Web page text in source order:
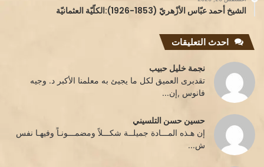
الشيخ أحمد عبّاس الأزْهريّ (1853-1926):الكلّيّة العثمانيّة
احدث التعليقات
نجمة خليل حبيب
تقدبرى العميق لكل ما يجيئ به معلمنا الأكبر د. وجيه
فانوس ,إن...
حسين حسن التلسيني
إن هـذه المـــادة جميلــة شكـــلاً ومضمـــونـاً وفيهـا نفس
ش...